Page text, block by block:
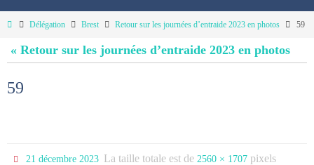
HomeDélégation Brest Retour sur les journées d’entraide 2023 en photos 59
« Retour sur les journées d’entraide 2023 en photos
59
21 décembre 2023 La taille totale est de 2560 × 1707 pixels